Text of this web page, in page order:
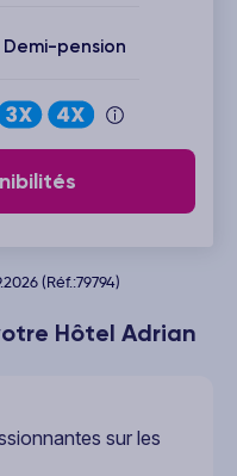
Hôtel Adrian
sur les
Demi-pension
(Réf.:79794)